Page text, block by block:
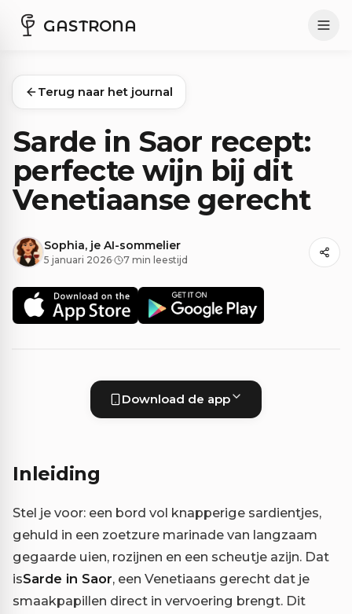
GASTRONA
Terug naar het journal
Sarde in Saor recept:
perfecte wijn bij dit
Venetiaanse gerecht
Sophia, je AI-sommelier
5 januari 2026· 7 min leestijd
Download de app
Inleiding
Stel je voor: een bord vol knapperige sardientjes,
gehuld in een zoetzure marinade van langzaam
gegaarde uien, rozijnen en een scheutje azijn. Dat
isSarde in Saor, een Venetiaans gerecht dat je
smaakpapillen direct in vervoering brengt. Dit